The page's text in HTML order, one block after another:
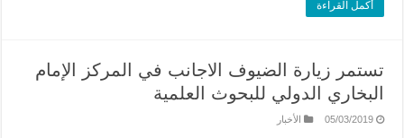
أكمل القراءة
تستمر زيارة الضيوف الاجانب في المركز الإمام
البخاري الدولي للبحوث العلمية
05/03/2019 الأخبار